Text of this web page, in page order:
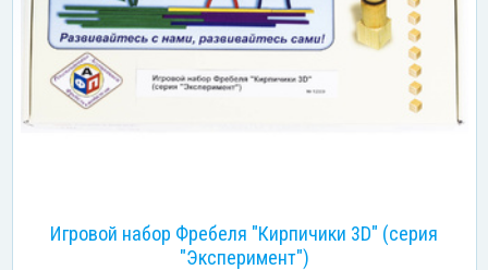
Игровой набор Фребеля "Кирпичики 3D" (серия
"Эксперимент")